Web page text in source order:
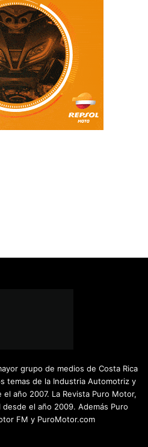
grupo de medios de Costa Rica
temas de la Industria Automotriz y
año 2007. La Revista Puro Motor,
el año 2009. Además Puro
FM y PuroMotor.com